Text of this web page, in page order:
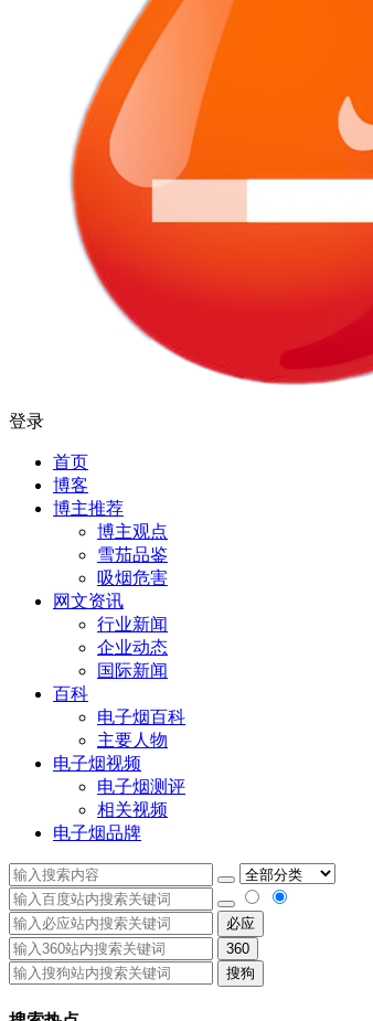
登录
首页
博客
博主推荐
博主观点
雪茄品鉴
吸烟危害
网文资讯
行业新闻
企业动态
国际新闻
百科
电子烟百科
主要人物
电子烟视频
电子烟测评
相关视频
电子烟品牌
必应
360
搜狗